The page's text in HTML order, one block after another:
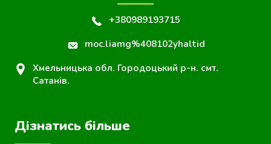
+380989193715
moc.liamg%408102yhaltid
Хмельницька обл. Городоцький р-н. смт.
Сатанів.
Дізнатись більше